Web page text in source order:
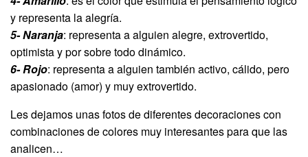
y representa la alegría.
5- Naranja: representa a alguien alegre, extrovertido,
optimista y por sobre todo dinámico.
6- Rojo: representa a alguien también activo, cálido, pero
apasionado (amor) y muy extrovertido.
Les dejamos unas fotos de diferentes decoraciones con
combinaciones de colores muy interesantes para que las
analicen…